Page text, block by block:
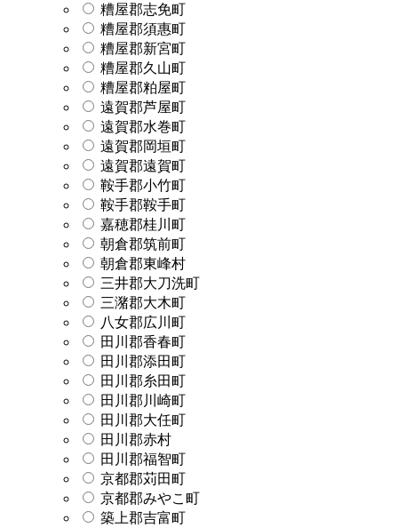
糟屋郡志免町
糟屋郡須惠町
糟屋郡新宮町
糟屋郡久山町
糟屋郡粕屋町
遠賀郡芦屋町
遠賀郡水巻町
遠賀郡岡垣町
遠賀郡遠賀町
鞍手郡小竹町
鞍手郡鞍手町
嘉穂郡桂川町
朝倉郡筑前町
朝倉郡東峰村
三井郡大刀洗町
三潴郡大木町
八女郡広川町
田川郡香春町
田川郡添田町
田川郡糸田町
田川郡川崎町
田川郡大任町
田川郡赤村
田川郡福智町
京都郡苅田町
京都郡みやこ町
築上郡吉富町